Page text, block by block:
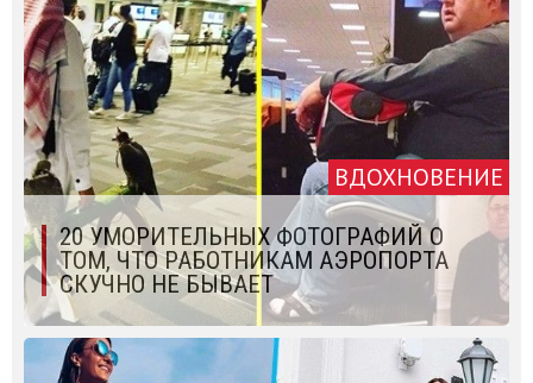
ВДОХНОВЕНИЕ
20 УМОРИТЕЛЬНЫХ ФОТОГРАФИЙ О
ТОМ, ЧТО РАБОТНИКАМ АЭРОПОРТА
СКУЧНО НЕ БЫВАЕТ